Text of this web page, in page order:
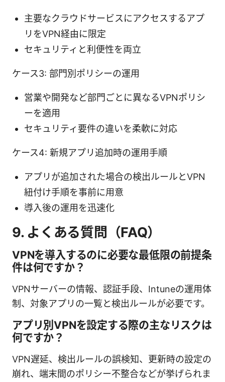
主要なクラウドサービスにアクセスするアプ
リをVPN経由に限定
セキュリティと利便性を両立
ケース3: 部門別ポリシーの運用
営業や開発など部門ごとに異なるVPNポリシ
ーを適用
セキュリティ要件の違いを柔軟に対応
ケース4: 新規アプリ追加時の運用手順
アプリが追加された場合の検出ルールとVPN
紐付け手順を事前に用意
導入後の運用を迅速化
9. よくある質問（FAQ）
VPNを導入するのに必要な最低限の前提条
件は何ですか？
VPNサーバーの情報、認証手段、Intuneの運用体
制、対象アプリの一覧と検出ルールが必要です。
アプリ別VPNを設定する際の主なリスクは
何ですか？
VPN遅延、検出ルールの誤検知、更新時の設定の
崩れ、端末間のポリシー不整合などが挙げられま